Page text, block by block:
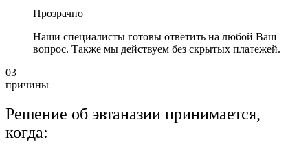
Прозрачно
Наши специалисты готовы ответить на любой Ваш
вопрос. Также мы действуем без скрытых платежей.
03
причины
Решение об эвтаназии принимается,
когда: